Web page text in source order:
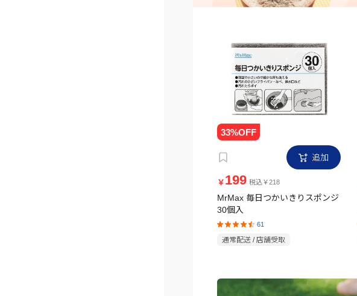
追加
￥ 199 税込￥218
MrMax 毎日つかいきりスポンジ
30個入
61
通常配送 / 店舗受取